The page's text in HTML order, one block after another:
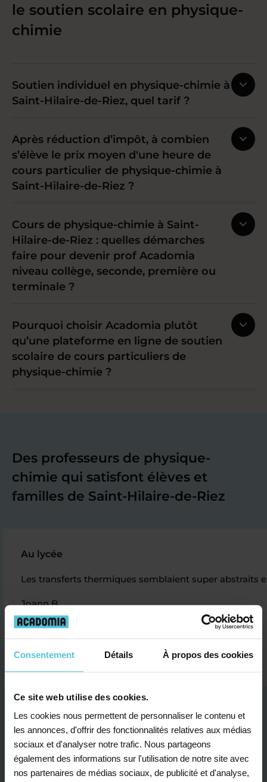
Consentement Détails À propos des cookies
Ce site web utilise des cookies.
Les cookies nous permettent de personnaliser le contenu et
les annonces, d'offrir des fonctionnalités relatives aux médias
sociaux et d'analyser notre trafic. Nous partageons
également des informations sur l'utilisation de notre site avec
nos partenaires de médias sociaux, de publicité et d'analyse,
le soutien scolaire en physique-
chimie
Soutien individuel en physique-chimie à
Saint-Hilaire-de-Riez, quel tarif ?
Après réduction d’impôt, à combien
s’élève le prix moyen d'une heure de
cours particulier de physique-chimie à
Saint-Hilaire-de-Riez ?
Cours de physique-chimie à Saint-
Hilaire-de-Riez : quelles démarches
faire pour devenir prof Acadomia
niveau collège, seconde, première ou
terminale ?
Pourquoi choisir Acadomia plutôt
qu’une plateforme en ligne de soutien
scolaire de cours particuliers de
physique-chimie ?
Des professeurs de physique-
chimie qui satisfont élèves et
familles de Saint-Hilaire-de-Riez
Au lycée
Les transferts thermiques semblaient super abstraits
Joann B.
Je contacte un conseiller